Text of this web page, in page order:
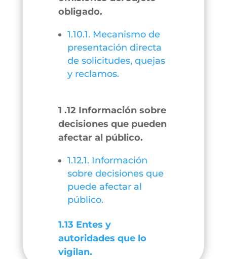
obligado.
1.10.1. Mecanismo de
presentación directa
de solicitudes, quejas
y reclamos.
1 .12 Información sobre
decisiones que pueden
afectar al público.
1.12.1. Información
sobre decisiones que
puede afectar al
público.
1.13 Entes y
autoridades que lo
vigilan.